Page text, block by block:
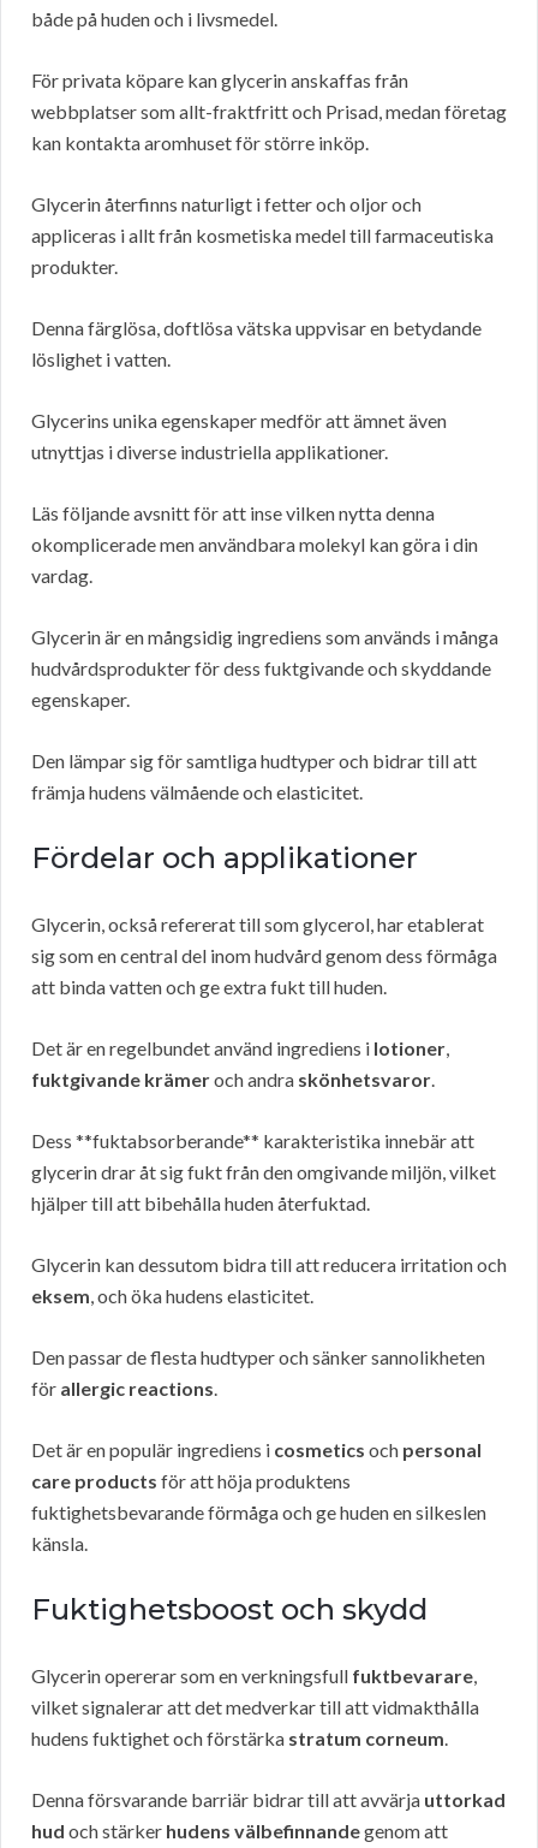
både på huden och i livsmedel.
För privata köpare kan glycerin anskaffas från
webbplatser som allt-fraktfritt och Prisad, medan företag
kan kontakta aromhuset för större inköp.
Glycerin återfinns naturligt i fetter och oljor och
appliceras i allt från kosmetiska medel till farmaceutiska
produkter.
Denna färglösa, doftlösa vätska uppvisar en betydande
löslighet i vatten.
Glycerins unika egenskaper medför att ämnet även
utnyttjas i diverse industriella applikationer.
Läs följande avsnitt för att inse vilken nytta denna
okomplicerade men användbara molekyl kan göra i din
vardag.
Glycerin är en mångsidig ingrediens som används i många
hudvårdsprodukter för dess fuktgivande och skyddande
egenskaper.
Den lämpar sig för samtliga hudtyper och bidrar till att
främja hudens välmående och elasticitet.
Fördelar och applikationer
Glycerin, också refererat till som glycerol, har etablerat
sig som en central del inom hudvård genom dess förmåga
att binda vatten och ge extra fukt till huden.
Det är en regelbundet använd ingrediens i lotioner
fuktgivande krämeroch andra skönhetsvaror
Dess **fuktabsorberande** karakteristika innebär att
glycerin drar åt sig fukt från den omgivande miljön, vilket
hjälper till att bibehålla huden återfuktad.
Glycerin kan dessutom bidra till att reducera irritation och
eksem , och öka hudens elasticitet.
Den passar de flesta hudtyper och sänker sannolikheten
för allergic reactions
Det är en populär ingrediens i cosmetics och personal
care products för att höja produktens
fuktighetsbevarande förmåga och ge huden en silkeslen
känsla.
Fuktighetsboost och skydd
Glycerin opererar som en verkningsfull fuktbevarare
vilket signalerar att det medverkar till att vidmakthålla
hudens fuktighet och förstärka stratum corneum
Denna försvarande barriär bidrar till att avvärja uttorkad
hud och stärker hudens välbefinnandegenom att